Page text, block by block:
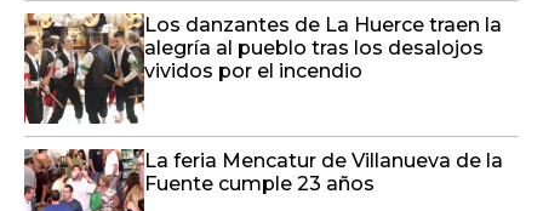
Los danzantes de La Huerce traen la
alegría al pueblo tras los desalojos
vividos por el incendio
La feria Mencatur de Villanueva de la
Fuente cumple 23 años